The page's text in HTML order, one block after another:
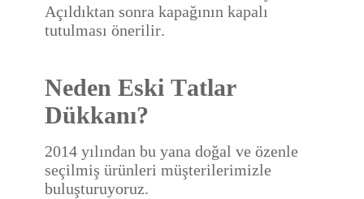
Açıldıktan sonra kapağının kapalı
tutulması önerilir.
Neden Eski Tatlar
Dükkanı?
2014 yılından bu yana doğal ve özenle
seçilmiş ürünleri müşterilerimizle
buluşturuyoruz.